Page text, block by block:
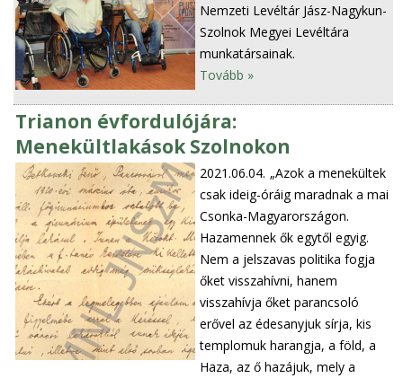
Nemzeti Levéltár Jász-Nagykun-
Szolnok Megyei Levéltára
munkatársainak.
Tovább »
Trianon évfordulójára:
Menekültlakások Szolnokon
2021.06.04. „Azok a menekültek
csak ideig-óráig maradnak a mai
Csonka-Magyarországon.
Hazamennek ők egytől egyig.
Nem a jelszavas politika fogja
őket visszahívni, hanem
visszahívja őket parancsoló
erővel az édesanyjuk sírja, kis
templomuk harangja, a föld, a
Haza, az ő hazájuk, mely a